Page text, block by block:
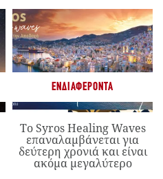
ΕΝΔΙΑΦΈΡΟΝΤΑ
Το Syros Healing Waves
επαναλαμβάνεται για
δεύτερη χρονιά και είναι
ακόμα μεγαλύτερο